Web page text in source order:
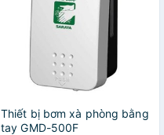
Thiết bị bơm xà phòng bằng
tay GMD-500F